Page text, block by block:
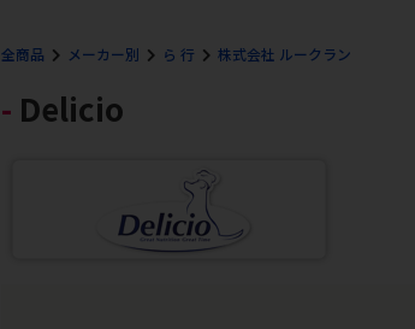
全商品 メーカー別 ら 行 株式会社 ルークラン
Delicio